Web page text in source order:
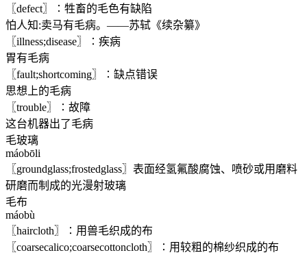
〖defect〗∶牲畜的毛色有缺陷
怕人知:卖马有毛病。——苏轼《续杂纂》
〖illness;disease〗∶疾病
胃有毛病
〖fault;shortcoming〗∶缺点错误
思想上的毛病
〖trouble〗∶故障
这台机器出了毛病
毛玻璃
máobōli
〖groundglass;frostedglass〗表面经氢氟酸腐蚀、喷砂或用磨料
研磨而制成的光漫射玻璃
毛布
máobù
〖haircloth〗∶用兽毛织成的布
〖coarsecalico;coarsecottoncloth〗∶用较粗的棉纱织成的布